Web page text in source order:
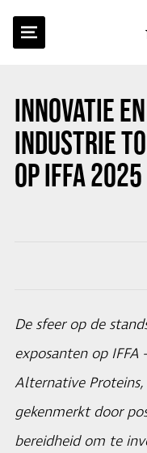
INNOVATIE
INDUSTRIE
OP IFFA 2025
TERUG NAAR
De sfeer op de
exposanten op
Alternative
gekenmerkt door
bereidheid om te